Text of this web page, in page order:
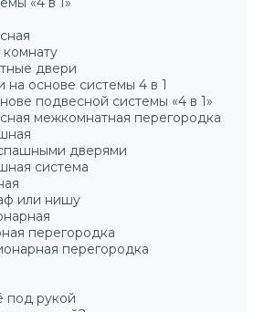
двери
основе системы 4 в 1
подвесной системы «4 в 1»
межкомнатная перегородка
дверями
система
или нишу
перегородка
перегородка
под рукой